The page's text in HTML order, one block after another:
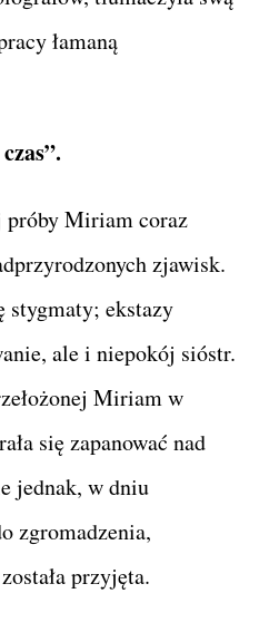
łamaną
próby Miriam coraz
zjawisk.
stygmaty; ekstazy
ale i niepokój sióstr.
Miriam w
się zapanować nad
jednak, w dniu
zgromadzenia,
przyjęta.